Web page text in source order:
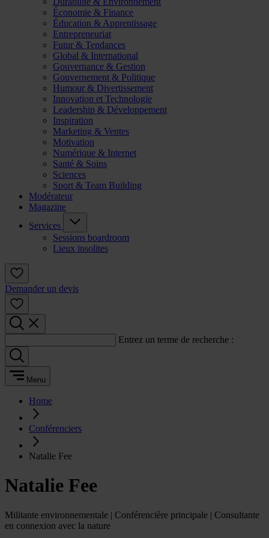
Économie & Finance
Éducation & Apprentissage
Entrepreneuriat
Futur & Tendances
Global & International
Gouvernance & Gestion
Gouvernement & Politique
Humour & Divertissement
Innovation et Technologie
Leadership & Développement
Inspiration
Marketing & Ventes
Motivation
Numérique & Internet
Santé & Soins
Sciences
Sport & Team Building
Modérateur
Magazine
Services
Sessions boardroom
Lieux insolites
Demander un devis
Entrez un terme de recherche :
Menu
Home
Conférenciers
Natalie Fee
Natalie Fee
Militante environnementale | Conférencière principale | Consultante
en connexion avec la nature